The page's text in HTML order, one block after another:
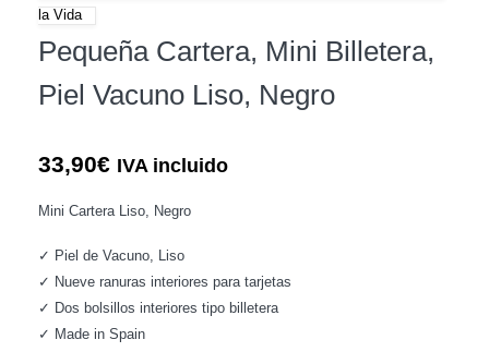
la Vida
Pequeña Cartera, Mini Billetera,
Piel Vacuno Liso, Negro
33,90€ IVA incluido
Mini Cartera Liso, Negro
✓ Piel de Vacuno, Liso
✓ Nueve ranuras interiores para tarjetas
✓ Dos bolsillos interiores tipo billetera
✓ Made in Spain